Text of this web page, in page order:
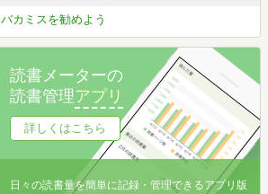
バカミスを勧めよう
読書メーターの
読書管理アプリ
詳しくはこちら
日々の読書量を簡単に記録・管理できるアプリ版